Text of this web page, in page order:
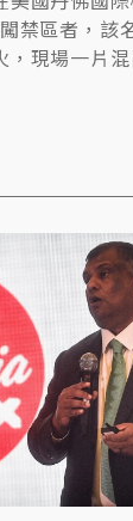
禁區者，該
現場一片混